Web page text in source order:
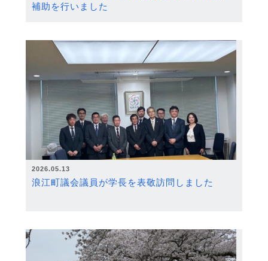
補助を行いました
2026.05.13
浪江町議会議員が学長を表敬訪問しました